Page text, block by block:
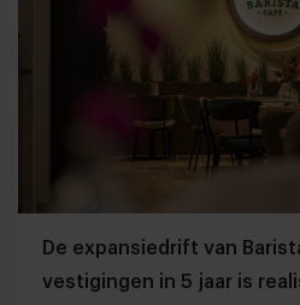
De expansiedrift van
vestigingen in 5 jaar is